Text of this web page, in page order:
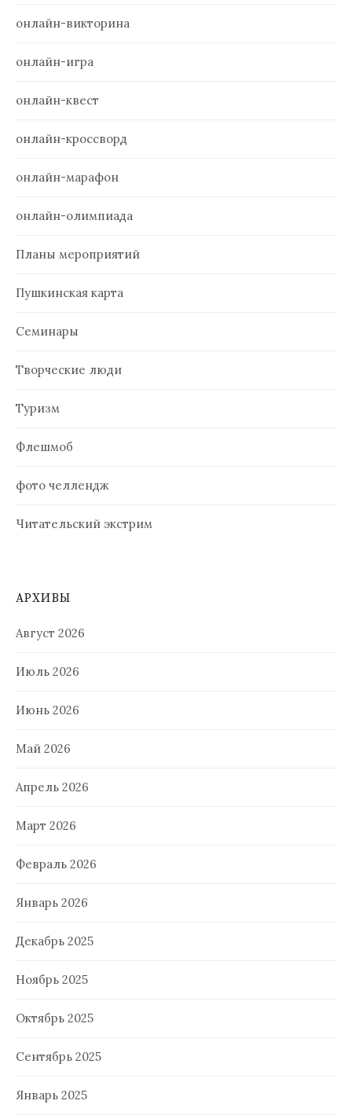
онлайн-викторина
онлайн-игра
онлайн-квест
онлайн-кроссворд
онлайн-марафон
онлайн-олимпиада
Планы мероприятий
Пушкинская карта
Семинары
Творческие люди
Туризм
Флешмоб
фото челлендж
Читательский экстрим
АРХИВЫ
Август 2026
Июль 2026
Июнь 2026
Май 2026
Апрель 2026
Март 2026
Февраль 2026
Январь 2026
Декабрь 2025
Ноябрь 2025
Октябрь 2025
Сентябрь 2025
Январь 2025